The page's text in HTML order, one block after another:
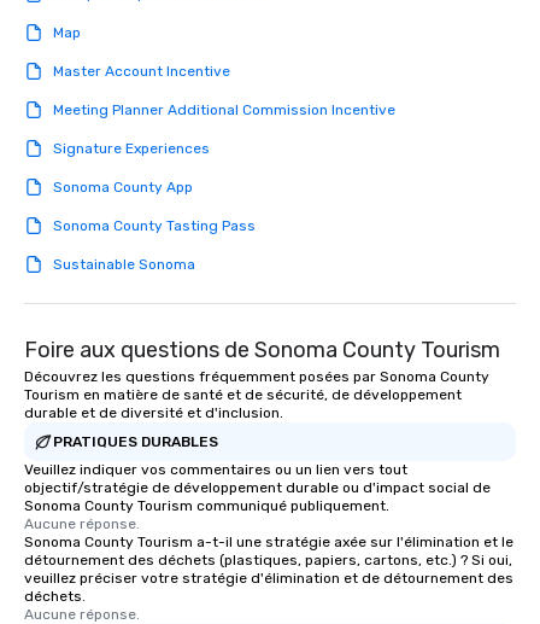
Map
Master Account Incentive
Meeting Planner Additional Commission Incentive
Signature Experiences
Sonoma County App
Sonoma County Tasting Pass
Sustainable Sonoma
Foire aux questions de Sonoma County Tourism
Découvrez les questions fréquemment posées par Sonoma County
Tourism en matière de santé et de sécurité, de développement
durable et de diversité et d'inclusion.
PRATIQUES DURABLES
Veuillez indiquer vos commentaires ou un lien vers tout
objectif/stratégie de développement durable ou d'impact social de
Sonoma County Tourism communiqué publiquement.
Aucune réponse.
Sonoma County Tourism a-t-il une stratégie axée sur l'élimination et le
détournement des déchets (plastiques, papiers, cartons, etc.) ? Si oui,
veuillez préciser votre stratégie d'élimination et de détournement des
déchets.
Aucune réponse.